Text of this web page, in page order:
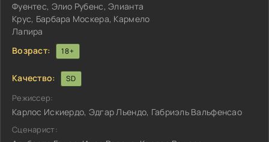
Фуентес, Элио Рубенс, Элианта
Крус, Барбара Москера, Кармело
Лапира
Возраст:
18+
Качество: SD
Режиссер:
Карлос Искиердо, Эдгар Льендо, Габриэль Вальфенсао
Сценарист: